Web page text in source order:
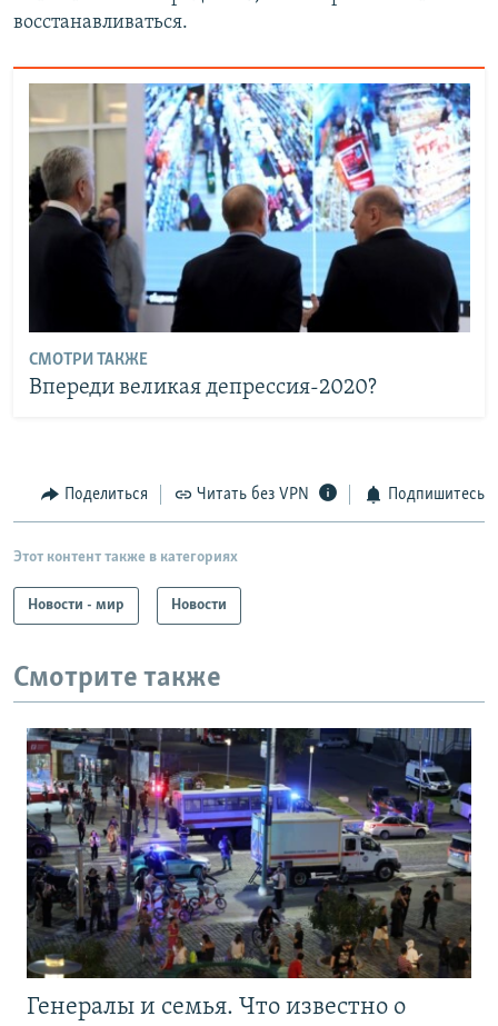
восстанавливаться.
СМОТРИ ТАКЖЕ
Впереди великая депрессия-2020?
Поделиться Читать без VPN Подпишитесь
Этот контент также в категориях
Новости - мир Новости
Смотрите также
Генералы и семья. Что известно о